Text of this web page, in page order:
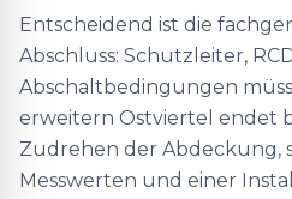
Entscheidend ist die
Abschluss: Schutzleiter,
Abschaltbedingungen
erweitern Ostviertel endet
Zudrehen der Abdeckung,
Messwerten und einer